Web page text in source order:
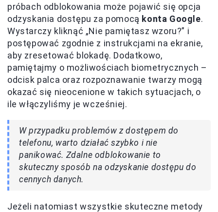
próbach odblokowania może pojawić się opcja
odzyskania dostępu za pomocą konta Google.
Wystarczy kliknąć „Nie pamiętasz wzoru?” i
postępować zgodnie z instrukcjami na ekranie,
aby zresetować blokadę. Dodatkowo,
pamiętajmy o możliwościach biometrycznych –
odcisk palca oraz rozpoznawanie twarzy mogą
okazać się nieocenione w takich sytuacjach, o
ile włączyliśmy je wcześniej.
W przypadku problemów z dostępem do
telefonu, warto działać szybko i nie
panikować. Zdalne odblokowanie to
skuteczny sposób na odzyskanie dostępu do
cennych danych.
Jeżeli natomiast wszystkie skuteczne metody